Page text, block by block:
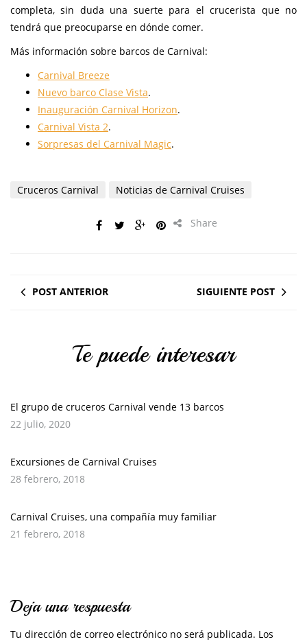
completa, sin duda una suerte para el crucerista que no
tendrá que preocuparse en dónde comer.
Más información sobre barcos de Carnival:
Carnival Breeze
Nuevo barco Clase Vista.
Inauguración Carnival Horizon.
Carnival Vista 2.
Sorpresas del Carnival Magic.
Cruceros Carnival Noticias de Carnival Cruises
Share
POST ANTERIOR SIGUIENTE POST
Te puede interesar
El grupo de cruceros Carnival vende 13 barcos
22 julio, 2020
Excursiones de Carnival Cruises
28 febrero, 2018
Carnival Cruises, una compañía muy familiar
21 febrero, 2018
Deja una respuesta
Tu dirección de correo electrónico no será publicada. Los